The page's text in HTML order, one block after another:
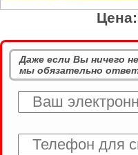
Даже если Вы ничего
мы обязательно